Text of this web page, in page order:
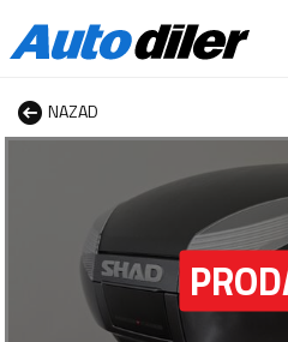
NAZAD